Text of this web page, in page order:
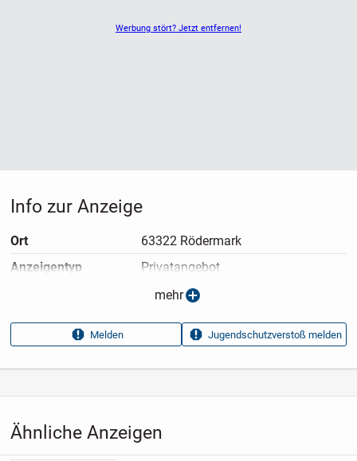
Werbung stört? Jetzt entfernen!
Ähnliche Anzeigen
Info zur Anzeige
Ort
63322 Rödermark
Anzeigen­typ
Privatangebot
08.07.2026
Anzeigen­kennung
8f0c8747
Aufrufe dieser
49
Accessoires›Schmuck›Ohrringe
mehr
Melden Jugendschutzverstoß melden